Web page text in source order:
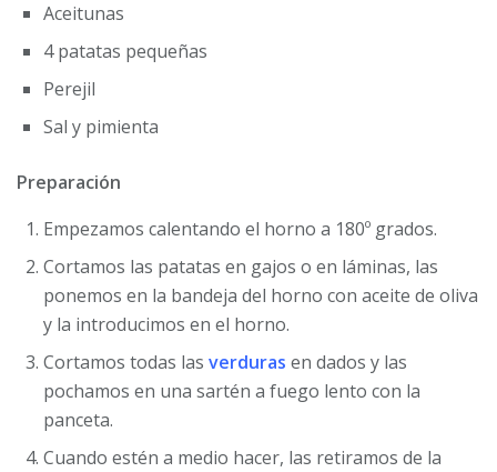
Aceitunas
4 patatas pequeñas
Perejil
Sal y pimienta
Preparación
Empezamos calentando el horno a 180º grados.
Cortamos las patatas en gajos o en láminas, las
ponemos en la bandeja del horno con aceite de oliva
y la introducimos en el horno.
Cortamos todas las verduras en dados y las
pochamos en una sartén a fuego lento con la
panceta.
Cuando estén a medio hacer, las retiramos de la